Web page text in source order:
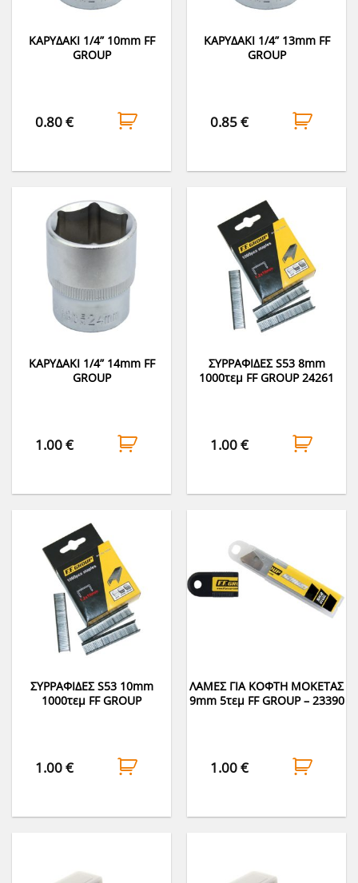
ΚΑΡΥΔΑΚΙ 1/4” 10mm FF
GROUP
0.80€
ΚΑΡΥΔΑΚΙ 1/4” 13mm FF
GROUP
0.85€
ΚΑΡΥΔΑΚΙ 1/4” 14mm FF
GROUP
1.00€
ΣΥΡΡΑΦΙΔΕΣ S53 8mm
1000τεμ FF GROUP 24261
1.00€
ΣΥΡΡΑΦΙΔΕΣ S53 10mm
1000τεμ FF GROUP
1.00€
ΛΑΜΕΣ ΓΙΑ ΚΟΦΤΗ ΜΟΚΕΤΑΣ
9mm 5τεμ FF GROUP – 23390
1.00€